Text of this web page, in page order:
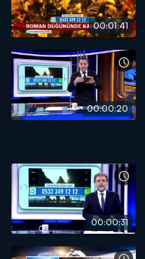
00:01:41
00:00:20
00:00:31